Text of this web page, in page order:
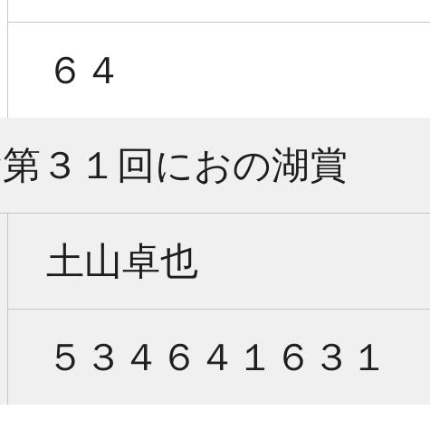
６４
３１回におの湖賞
土山卓也
５３４６４１６３１